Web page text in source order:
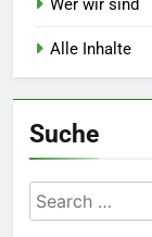
Wer wir sind
Alle Inhalte
Suche
Search
for: